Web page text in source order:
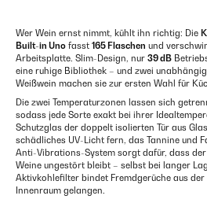
Wer Wein ernst nimmt, kühlt ihn richtig: Die
Built-in Uno fasst 165 Flaschen und
Arbeitsplatte. Slim-Design, nur 39 dB
eine ruhige Bibliothek – und zwei
Weißwein machen sie zur ersten Wahl für
Die zwei Temperaturzonen lassen sich
sodass jede Sorte exakt bei ihrer
Schutzglas der doppelt isolierten Tür aus
schädliches UV-Licht fern, das Tannine und
Anti-Vibrations-System sorgt dafür, dass
Weine ungestört bleibt – selbst bei langer
Aktivkohlefilter bindet Fremdgerüche aus
Innenraum gelangen.